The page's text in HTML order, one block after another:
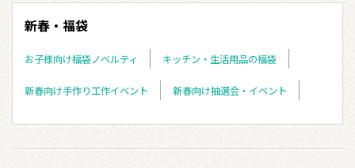
新春・福袋
お子様向け福袋ノベルティ キッチン・生活用品の福袋
新春向け手作り工作イベント 新春向け抽選会・イベント